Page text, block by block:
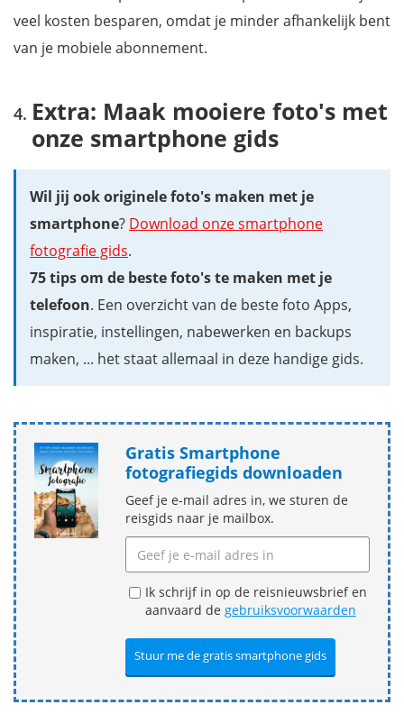
veel kosten besparen, omdat je minder afhankelijk bent
van je mobiele abonnement.
Extra: Maak mooiere foto's met
onze smartphone gids
Wil jij ook originele foto's maken met je
smartphone? Download onze smartphone
fotografie gids.
75 tips om de beste foto's te maken met je
telefoon. Een overzicht van de beste foto Apps,
inspiratie, instellingen, nabewerken en backups
maken, ... het staat allemaal in deze handige gids.
Gratis Smartphone
fotografiegids downloaden
Geef je e-mail adres in, we sturen de
reisgids naar je mailbox.
Ik schrijf in op de reisnieuwsbrief en
aanvaard de gebruiksvoorwaarden